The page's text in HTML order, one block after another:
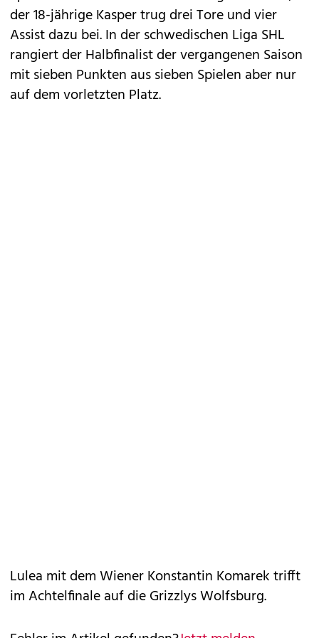
der 18-jährige Kasper trug drei Tore und vier
Assist dazu bei. In der schwedischen Liga SHL
rangiert der Halbfinalist der vergangenen Saison
mit sieben Punkten aus sieben Spielen aber nur
auf dem vorletzten Platz.
Lulea mit dem Wiener Konstantin Komarek trifft
im Achtelfinale auf die Grizzlys Wolfsburg.